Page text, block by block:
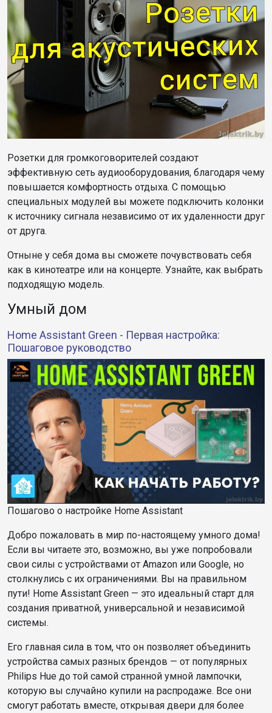
Розетки для громкоговорителей создают
эффективную сеть аудиооборудования, благодаря чему
повышается комфортность отдыха. С помощью
специальных модулей вы можете подключить колонки
к источнику сигнала независимо от их удаленности друг
от друга.
Отныне у себя дома вы сможете почувствовать себя
как в кинотеатре или на концерте. Узнайте, как выбрать
подходящую модель.
Умный дом
Home Assistant Green - Первая настройка:
Пошаговое руководство
Пошагово о настройке Home Assistant
Добро пожаловать в мир по-настоящему умного дома!
Если вы читаете это, возможно, вы уже попробовали
свои силы с устройствами от Amazon или Google, но
столкнулись с их ограничениями. Вы на правильном
пути! Home Assistant Green — это идеальный старт для
создания приватной, универсальной и независимой
системы.
Его главная сила в том, что он позволяет объединить
устройства самых разных брендов — от популярных
Philips Hue до той самой странной умной лампочки,
которую вы случайно купили на распродаже. Все они
смогут работать вместе, открывая двери для более